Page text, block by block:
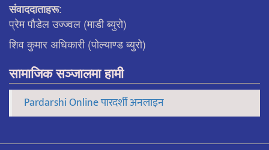
संवाददाताहरू:
प्रेम पौडेल उज्ज्वल (माडी ब्युरो)
शिव कुमार अधिकारी (पोल्याण्ड ब्युरो)
सामाजिक सञ्जालमा हामी
Pardarshi Online पारदर्शी अनलाइन